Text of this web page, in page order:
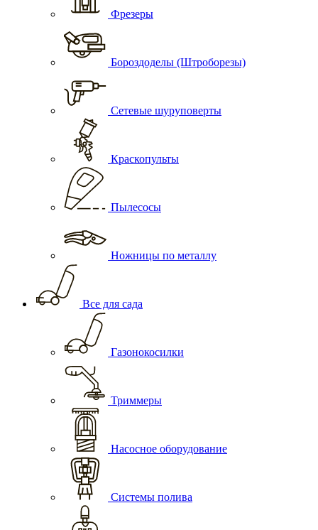
Фрезеры
Бороздоделы (Штроборезы)
Сетевые шуруповерты
Краскопульты
Пылесосы
Ножницы по металлу
Все для сада
Газонокосилки
Триммеры
Насосное оборудование
Системы полива